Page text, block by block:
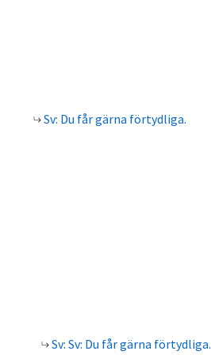
Sv: Du får gärna förtydliga.
Sv: Sv: Du får gärna förtydliga.